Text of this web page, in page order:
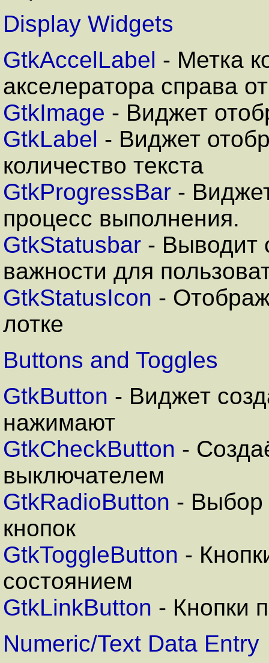
Display Widgets
GtkAccelLabel - Метка
акселератора справа
GtkImage - Виджет
GtkLabel - Виджет
количество текста
GtkProgressBar -
процесс выполнения.
GtkStatusbar - Выводит
важности для
GtkStatusIcon -
лотке
Buttons and Toggles
GtkButton - Виджет
нажимают
GtkCheckButton -
выключателем
GtkRadioButton - Выбор
кнопок
GtkToggleButton -
состоянием
GtkLinkButton - Кнопки
Numeric/Text Data Entry